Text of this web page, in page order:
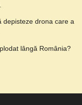
depisteze drona care a
lângă România?